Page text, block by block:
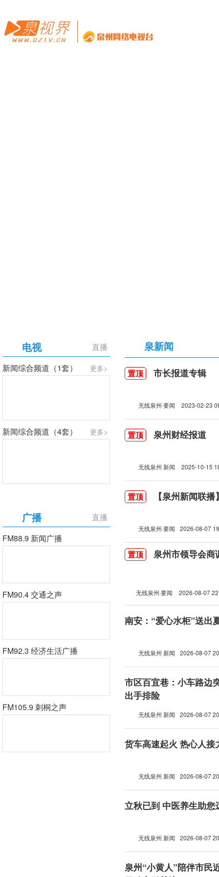
直播
电视
更多>
新闻综合频道（1套）
更多>
新闻综合频道（4套）
直播
广播
FM88.9 新闻广播
FM90.4 交通之声
FM92.3 经济生活广播
FM105.9 刺桐之声
泉新闻
置顶 市长报道专辑
无线泉州·要闻 2023-02-23
置顶 泉州财经报道
无线泉州 新闻 2025-10-15
置顶 【泉州新闻联
无线泉州·要闻 2026-08-07
置顶 泉州市领导会商
无线泉州·要闻 2026-08-07
南安：“爱心水柜”送出
无线泉州 新闻 2026-08-07
市区百宜巷：小车路边
出手排险
无线泉州 新闻 2026-08-07
货车高速起火 热心人接
无线泉州 新闻 2026-08-07
立秋已到 中医养生助您
无线泉州 新闻 2026-08-07
泉州“小黄人”陪伴市民